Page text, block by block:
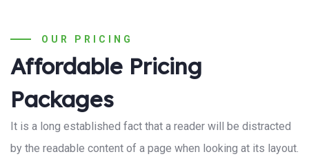
OUR PRICING
Affordable Pricing
Packages
It is a long established fact that a reader will be distracted
by the readable content of a page when looking at its layout.